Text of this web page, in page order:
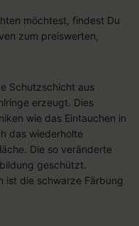
möchtest, findest Du
zum preiswerten,
Schutzschicht aus
erzeugt. Dies
wie das Eintauchen in
das wiederholte
Die so veränderte
geschützt.
ist die schwarze Färbung